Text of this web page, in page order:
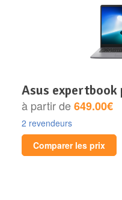
asus
à partir de649.00€
2 revendeurs
Comparer les prix